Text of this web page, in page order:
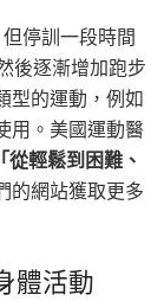
停訓一段時間
後逐漸增加跑步
型的運動，例如
用。美國運動醫
「從輕鬆到困難、
的網站獲取更多
體活動